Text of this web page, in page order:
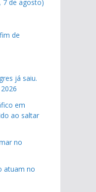
7 de agosto)
de
já saiu.
em
ao saltar
no
atuam no